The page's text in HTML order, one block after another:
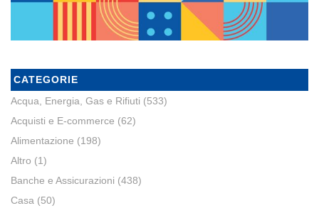
CATEGORIE
Acqua, Energia, Gas e Rifiuti (533)
Acquisti e E-commerce (62)
Alimentazione (198)
Altro (1)
Banche e Assicurazioni (438)
Casa (50)